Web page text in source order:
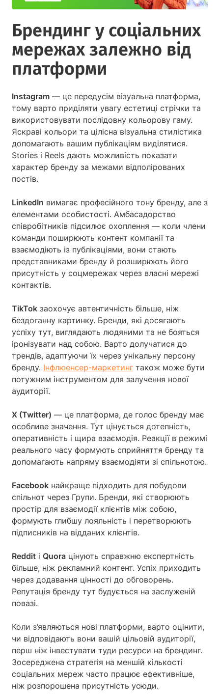
Брендинг у соціальних
мережах залежно від
платформи
Instagram — це передусім візуальна платформа,
тому варто приділяти увагу естетиці стрічки та
використовувати послідовну кольорову гаму.
Яскраві кольори та цілісна візуальна стилістика
допомагають вашим публікаціям виділятися.
Stories і Reels дають можливість показати
характер бренду за межами відполірованих
постів.
LinkedIn вимагає професійного тону бренду, але з
елементами особистості. Амбасадорство
співробітників підсилює охоплення — коли члени
команди поширюють контент компанії та
взаємодіють із публікаціями, вони стають
представниками бренду й розширюють його
присутність у соцмережах через власні мережі
контактів.
TikTok заохочує автентичність більше, ніж
бездоганну картинку. Бренди, які досягають
успіху тут, виглядають людяними та не бояться
іронізувати над собою. Варто долучатися до
трендів, адаптуючи їх через унікальну персону
бренду. Інфлюенсер-маркетинг також може бути
потужним інструментом для залучення нової
аудиторії.
X (Twitter) — це платформа, де голос бренду має
особливе значення. Тут цінується дотепність,
оперативність і щира взаємодія. Реакції в режимі
реального часу формують сприйняття бренду та
допомагають напряму взаємодіяти зі спільнотою.
Facebook найкраще підходить для побудови
спільнот через Групи. Бренди, які створюють
простір для взаємодії клієнтів між собою,
формують глибшу лояльність і перетворюють
підписників на відданих клієнтів.
Reddit і Quora цінують справжню експертність
більше, ніж рекламний контент. Успіх приходить
через додавання цінності до обговорень.
Репутація бренду тут будується на заслуженій
повазі.
Коли з’являються нові платформи, варто оцінити,
чи відповідають вони вашій цільовій аудиторії,
перш ніж інвестувати туди ресурси на брендинг.
Зосереджена стратегія на меншій кількості
соціальних мереж часто працює ефективніше,
ніж розпорошена присутність усюди.